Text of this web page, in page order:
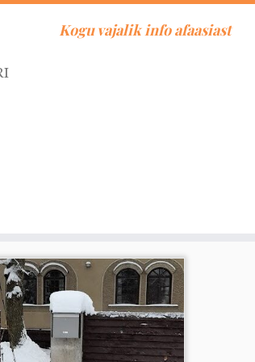
Kogu vajalik info afaasiast